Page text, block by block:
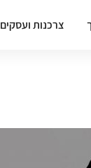
צרכנות ועסקים